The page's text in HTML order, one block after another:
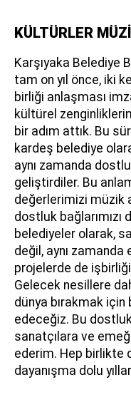
KÜLTÜRLER
Karşıyaka Belediye
tam on yıl önce, iki
birliği anlaşması
kültürel
bir adım attık. Bu
kardeş belediye
aynı zamanda
geliştirdiler. Bu
değerlerimizi müzik
dostluk
belediyeler olarak,
değil, aynı
projelerde de
Gelecek nesillere
dünya bırakmak
edeceğiz. Bu
sanatçılara ve
ederim. Hep birlikte
dayanışma dolu